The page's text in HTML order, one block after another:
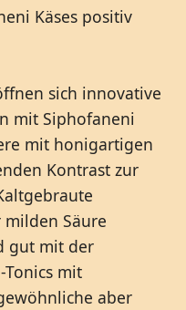
Käses positiv
sich innovative
mit Siphofaneni
mit honigartigen
Kontrast zur
Säure
gut mit der
mit
aber